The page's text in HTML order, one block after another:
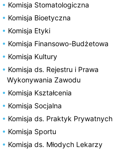
Komisja Stomatologiczna
Komisja Bioetyczna
Komisja Etyki
Komisja Finansowo-Budżetowa
Komisja Kultury
Komisja ds. Rejestru i Prawa
Wykonywania Zawodu
Komisja Kształcenia
Komisja Socjalna
Komisja ds. Praktyk Prywatnych
Komisja Sportu
Komisja ds. Młodych Lekarzy